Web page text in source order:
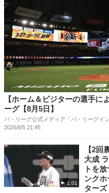
【ホーム＆ビジターの選手に
ーグ【8月5日】
パ・リーグ公式メディア「パ・リーグイン
2026/8/5 21:45
1:01
【2
大成
トを
ンクホ
ターズ